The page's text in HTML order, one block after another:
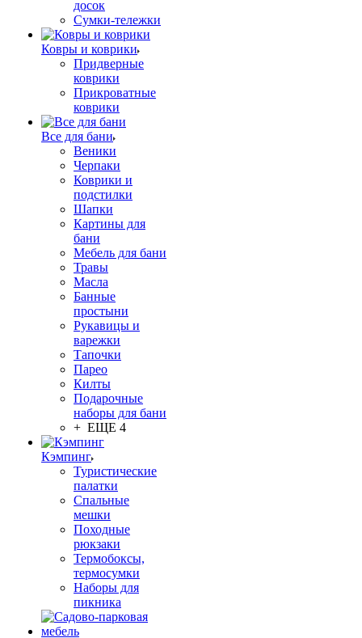
досок
Сумки-тележки
Ковры и коврики
Придверные
коврики
Прикроватные
коврики
Все для бани
Веники
Черпаки
Коврики и
подстилки
Шапки
Картины для
бани
Мебель для бани
Травы
Масла
Банные
простыни
Рукавицы и
варежки
Тапочки
Парео
Килты
Подарочные
наборы для бани
+ ЕЩЕ 4
Кэмпинг
Туристические
палатки
Спальные
мешки
Походные
рюкзаки
Термобоксы,
термосумки
Наборы для
пикника